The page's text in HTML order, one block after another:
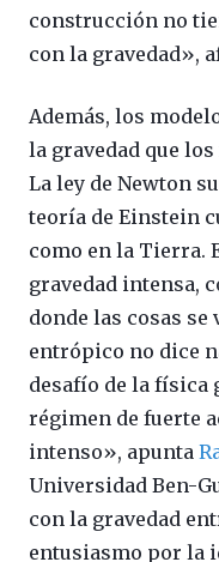
construcción no
con la gravedad»,
Además, los
la gravedad que
La ley de Newton
teoría de Einstein
como en la Tierra.
gravedad intensa,
donde las cosas
entrópico no dice
desafío de la física
régimen de fuerte
intenso», apunta
Universidad Ben-
con la gravedad
entusiasmo por la